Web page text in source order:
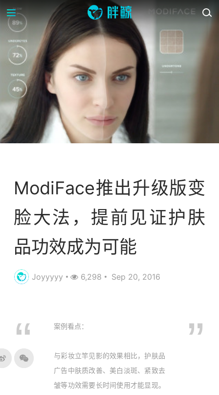
ModiFace推出升级版变
脸大法，提前见证护肤
品功效成为可能
Joyyyyy 6,298 Sep 20, 2016
案例看点：
与彩妆立竿见影的效果相比，护肤品
广告中肤质改善、美白淡斑、紧致去
皱等功效需要长时间使用才能显现。